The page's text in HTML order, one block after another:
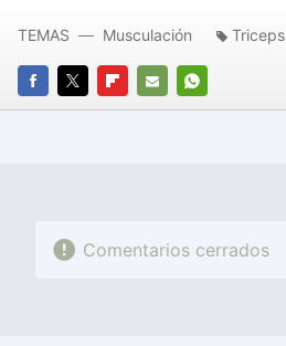
FACEBOOK
TWITTERFLIPBOARD
E-
WHATSAPP
TEMAS Musculación Triceps
Comentarios cerrados